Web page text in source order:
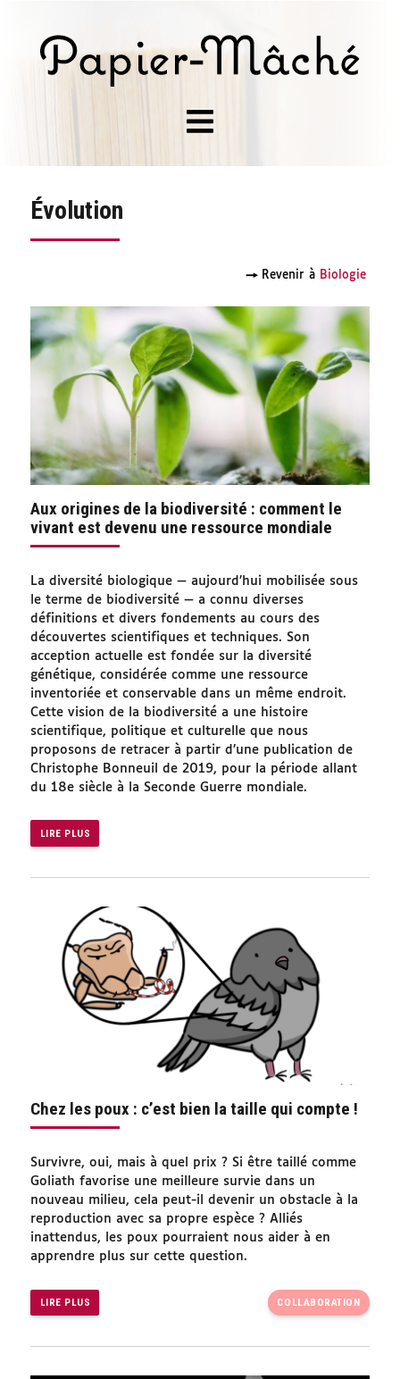
Évolution
→Revenir à Biologie
Aux origines de la biodiversité : comment le
vivant est devenu une ressource mondiale
La diversité biologique — aujourd’hui mobilisée sous
le terme de biodiversité — a connu diverses
définitions et divers fondements au cours des
découvertes scientifiques et techniques. Son
acception actuelle est fondée sur la diversité
génétique, considérée comme une ressource
inventoriée et conservable dans un même endroit.
Cette vision de la biodiversité a une histoire
scientifique, politique et culturelle que nous
proposons de retracer à partir d’une publication de
Christophe Bonneuil de 2019, pour la période allant
du 18e siècle à la Seconde Guerre mondiale.
LIRE PLUS
Chez les poux : c’est bien la taille qui compte !
Survivre, oui, mais à quel prix ? Si être taillé comme
Goliath favorise une meilleure survie dans un
nouveau milieu, cela peut-il devenir un obstacle à la
reproduction avec sa propre espèce ? Alliés
inattendus, les poux pourraient nous aider à en
apprendre plus sur cette question.
LIRE PLUS COLLABORATION